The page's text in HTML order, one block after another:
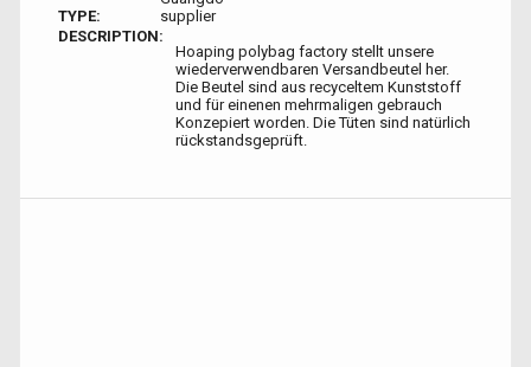
TYPE:
supplier
DESCRIPTION:
Hoaping polybag factory stellt unsere
wiederverwendbaren Versandbeutel her.
Die Beutel sind aus recyceltem Kunststoff
und für einenen mehrmaligen gebrauch
Konzepiert worden. Die Tüten sind natürlich
rückstandsgeprüft.